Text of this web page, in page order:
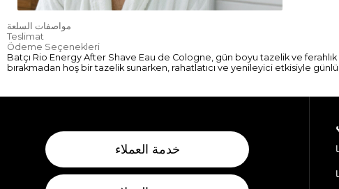
مواصفات السلعة
Teslimat
Ödeme Seçenekleri
Batçı Rio Energy After Shave Eau de Cologne, gün boyu tazelik ve ferahlık
bırakmadan hoş bir tazelik sunarken, rahatlatıcı ve yenileyici etkisiyle
خدمة العملاء